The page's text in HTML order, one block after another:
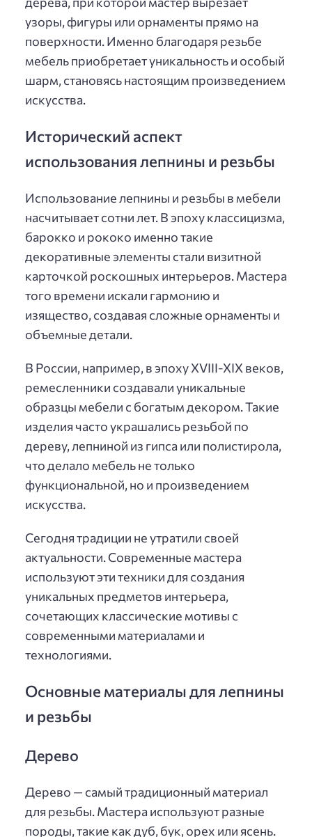
узоры, фигуры или орнаменты прямо на
поверхности. Именно благодаря резьбе
мебель приобретает уникальность и особый
шарм, становясь настоящим произведением
искусства.
Исторический аспект
использования лепнины и резьбы
Использование лепнины и резьбы в мебели
насчитывает сотни лет. В эпоху классицизма,
барокко и рококо именно такие
декоративные элементы стали визитной
карточкой роскошных интерьеров. Мастера
того времени искали гармонию и
изящество, создавая сложные орнаменты и
объемные детали.
В России, например, в эпоху XVIII-XIX веков,
ремесленники создавали уникальные
образцы мебели с богатым декором. Такие
изделия часто украшались резьбой по
дереву, лепниной из гипса или полистирола,
что делало мебель не только
функциональной, но и произведением
искусства.
Сегодня традиции не утратили своей
актуальности. Современные мастера
используют эти техники для создания
уникальных предметов интерьера,
сочетающих классические мотивы с
современными материалами и
технологиями.
Основные материалы для лепнины
и резьбы
Дерево
Дерево — самый традиционный материал
для резьбы. Мастера используют разные
породы, такие как дуб, бук, орех или ясень.